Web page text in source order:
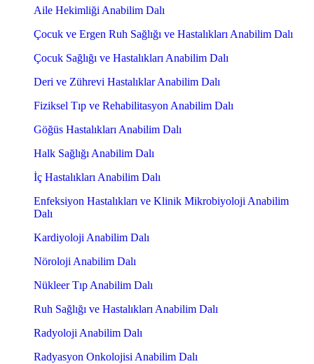
Aile Hekimliği Anabilim Dalı
Çocuk ve Ergen Ruh Sağlığı ve Hastalıkları Anabilim Dalı
Çocuk Sağlığı ve Hastalıkları Anabilim Dalı
Deri ve Zührevi Hastalıklar Anabilim Dalı
Fiziksel Tıp ve Rehabilitasyon Anabilim Dalı
Göğüs Hastalıkları Anabilim Dalı
Halk Sağlığı Anabilim Dalı
İç Hastalıkları Anabilim Dalı
Enfeksiyon Hastalıkları ve Klinik Mikrobiyoloji Anabilim
Dalı
Kardiyoloji Anabilim Dalı
Nöroloji Anabilim Dalı
Nükleer Tıp Anabilim Dalı
Ruh Sağlığı ve Hastalıkları Anabilim Dalı
Radyoloji Anabilim Dalı
Radyasyon Onkolojisi Anabilim Dalı